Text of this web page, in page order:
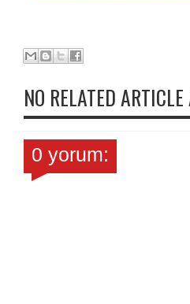
NO RELATED
0 yorum: